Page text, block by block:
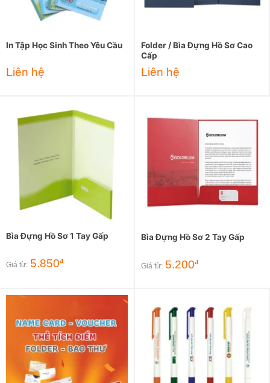
In Tập Học Sinh Theo Yêu Cầu
Liên hệ
Folder / Bìa Đựng Hồ Sơ Cao
Cấp
Liên hệ
Bìa Đựng Hồ Sơ 1 Tay Gấp
Giá từ: 5.850đ
Bìa Đựng Hồ Sơ 2 Tay Gấp
Giá từ: 5.200đ